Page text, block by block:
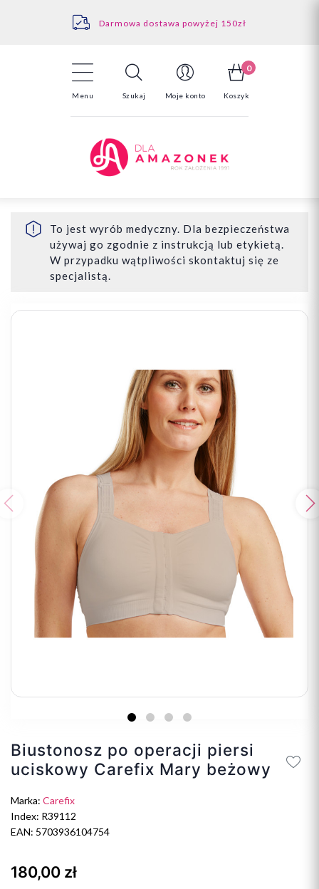
Darmowa dostawa powyżej 150zł
Odstąpienie od umowy - tutaj
Menu Szukaj Moje konto
0
Koszyk
To jest wyrób medyczny. Dla bezpieczeństwa
używaj go zgodnie z instrukcją lub etykietą.
W przypadku wątpliwości skontaktuj się ze
specjalistą.
Poprzedni
Biustonosz po operacji piersi
uciskowy Carefix Mary beżowy
Marka: Carefix
Index: R39112
EAN: 5703936104754
180,00 zł